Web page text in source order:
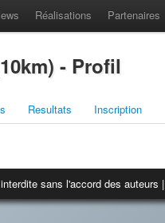
Réalisations Partenaires
- Profil
Resultats Inscription
sans l'accord des auteurs |